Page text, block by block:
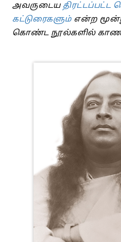
அவருடைய திரட்டப்பட்ட
கட்டுரைகளும் என்ற
கொண்ட நூல்களில்